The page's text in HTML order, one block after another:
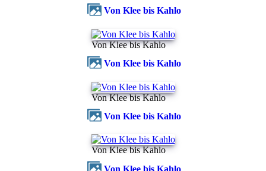
Von Klee bis Kahlo
Von Klee bis Kahlo
Von Klee bis Kahlo
Von Klee bis Kahlo
Von Klee bis Kahlo
Von Klee bis Kahlo
Von Klee bis Kahlo